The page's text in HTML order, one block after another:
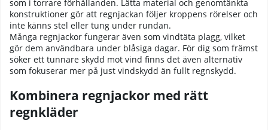
som i torrare förhållanden. Lätta material och genomtänkta
konstruktioner gör att regnjackan följer kroppens rörelser och
inte känns stel eller tung under rundan.
Många regnjackor fungerar även som vindtäta plagg, vilket
gör dem användbara under blåsiga dagar. För dig som främst
söker ett tunnare skydd mot vind finns det även alternativ
som fokuserar mer på just vindskydd än fullt regnskydd.
Kombinera regnjackor med rätt
regnkläder